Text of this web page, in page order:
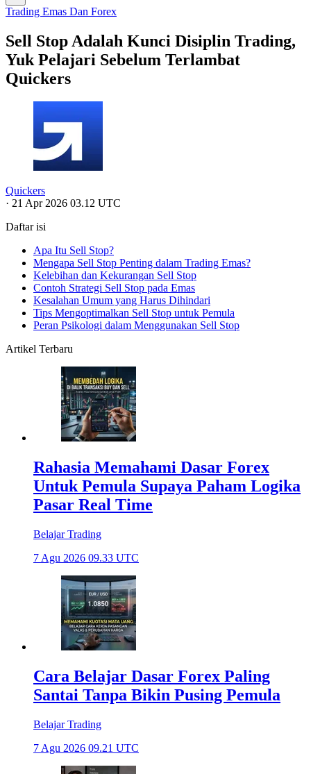
Trading Emas Dan Forex
Sell Stop Adalah Kunci Disiplin Trading,
Yuk Pelajari Sebelum Terlambat
Quickers
Quickers
· 21 Apr 2026 03.12 UTC
Daftar isi
Apa Itu Sell Stop?
Mengapa Sell Stop Penting dalam Trading Emas?
Kelebihan dan Kekurangan Sell Stop
Contoh Strategi Sell Stop pada Emas
Kesalahan Umum yang Harus Dihindari
Tips Mengoptimalkan Sell Stop untuk Pemula
Peran Psikologi dalam Menggunakan Sell Stop
Artikel Terbaru
Rahasia Memahami Dasar Forex
Untuk Pemula Supaya Paham Logika
Pasar Real Time
Belajar Trading
7 Agu 2026 09.33 UTC
Cara Belajar Dasar Forex Paling
Santai Tanpa Bikin Pusing Pemula
Belajar Trading
7 Agu 2026 09.21 UTC